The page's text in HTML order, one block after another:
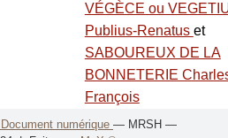
VÉGÈCE ou
Publius-Renatus et
SABOUREUX DE LA
BONNETERIE
François
Adresse
numérique — MRSH —